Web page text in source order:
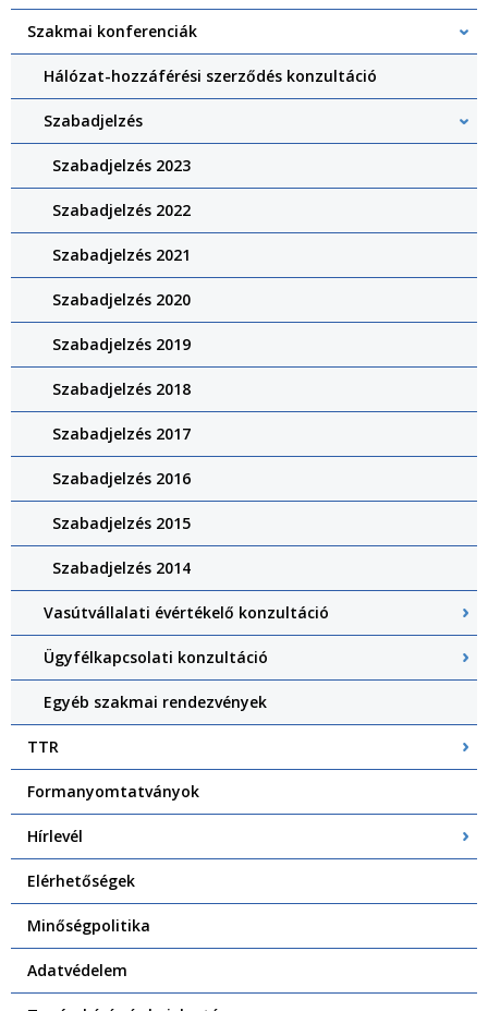
Szakmai konferenciák
Hálózat-hozzáférési szerződés konzultáció
Szabadjelzés
Szabadjelzés 2023
Szabadjelzés 2022
Szabadjelzés 2021
Szabadjelzés 2020
Szabadjelzés 2019
Szabadjelzés 2018
Szabadjelzés 2017
Szabadjelzés 2016
Szabadjelzés 2015
Szabadjelzés 2014
Vasútvállalati évértékelő konzultáció
Ügyfélkapcsolati konzultáció
Egyéb szakmai rendezvények
TTR
Formanyomtatványok
Hírlevél
Elérhetőségek
Minőségpolitika
Adatvédelem